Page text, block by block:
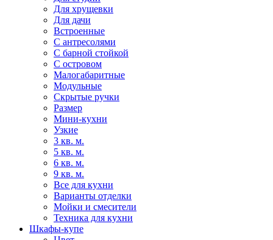
Для хрущевки
Для дачи
Встроенные
С антресолями
С барной стойкой
С островом
Малогабаритные
Модульные
Скрытые ручки
Размер
Мини-кухни
Узкие
3 кв. м.
5 кв. м.
6 кв. м.
9 кв. м.
Все для кухни
Варианты отделки
Мойки и смесители
Техника для кухни
Шкафы-купе